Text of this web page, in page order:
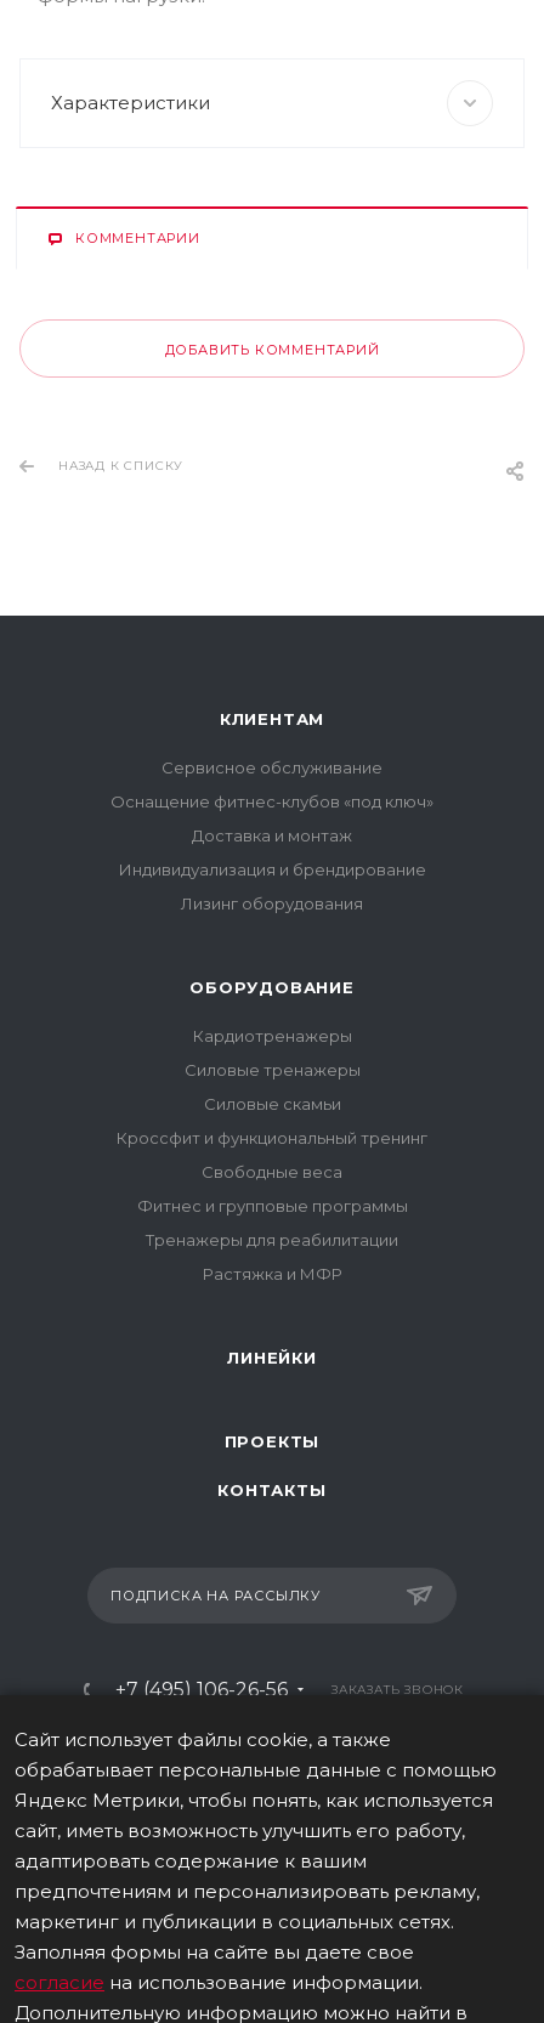
Характеристики
КОММЕНТАРИИ
ДОБАВИТЬ КОММЕНТАРИЙ
НАЗАД К СПИСКУ
КЛИЕНТАМ
Сервисное обслуживание
Оснащение фитнес-клубов «под ключ»
Доставка и монтаж
Индивидуализация и брендирование
Лизинг оборудования
ОБОРУДОВАНИЕ
Кардиотренажеры
Силовые тренажеры
Силовые скамьи
Кроссфит и функциональный тренинг
Свободные веса
Фитнес и групповые программы
Тренажеры для реабилитации
Растяжка и МФР
ЛИНЕЙКИ
ПРОЕКТЫ
КОНТАКТЫ
ПОДПИСКА НА РАССЫЛКУ
+7 (495) 106-26-56 ЗАКАЗАТЬ ЗВОНОК
info@italy-sport.ru
Москва, ул. Мосфильмовская 42с1
ПОЛИТИКА В ОТНОШЕНИИ ОБРАБОТКИ ПЕРСОНАЛЬНЫХ ДАННЫХ
Сайт использует файлы cookie, а также
обрабатывает персональные данные с помощью
Яндекс Метрики, чтобы понять, как используется
сайт, иметь возможность улучшить его работу,
адаптировать содержание к вашим
предпочтениям и персонализировать рекламу,
маркетинг и публикации в социальных сетях.
Заполняя формы на сайте вы даете свое
согласие на использование информации.
Дополнительную информацию можно найти в